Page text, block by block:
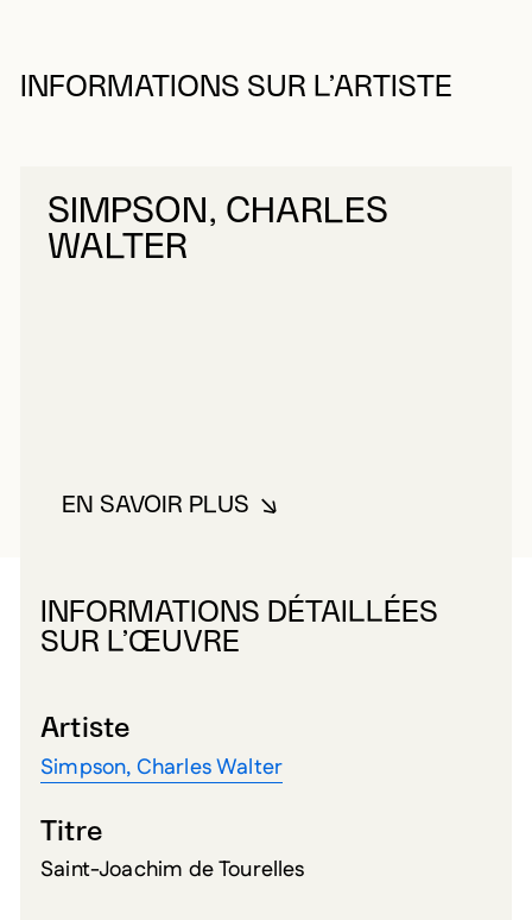
INFORMATIONS SUR L’ARTISTE
SIMPSON, CHARLES
WALTER
EN SAVOIR PLUSÀ PROPOS DE SIMPSON,
INFORMATIONS DÉTAILLÉES
SUR L’ŒUVRE
Artiste
Simpson, Charles Walter
Titre
Saint-Joachim de Tourelles